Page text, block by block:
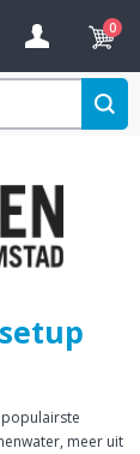
0
meer uit